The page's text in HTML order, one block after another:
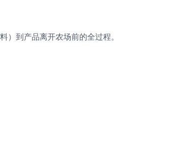
）到产品离开农场前的全过程。